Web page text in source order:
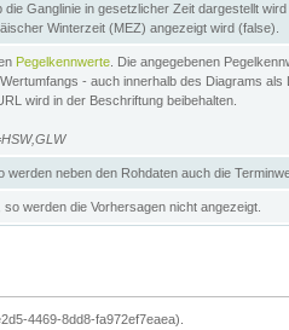
Ganglinie in gesetzlicher Zeit dargestellt
Winterzeit (MEZ) angezeigt wird (false).
Pegelkennwerte . Die angegebenen
- auch innerhalb des Diagrams als
wird in der Beschriftung beibehalten.
werden neben den Rohdaten auch die
werden die Vorhersagen nicht angezeigt.
4469-8dd8-fa972ef7eaea).